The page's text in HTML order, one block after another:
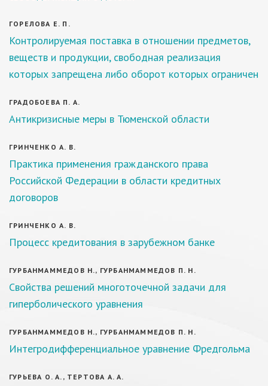
ГОРЕЛОВА Е. П.
Контролируемая поставка в отношении предметов,
веществ и продукции, свободная реализация
которых запрещена либо оборот которых ограничен
ГРАДОБОЕВА П. А.
Антикризисные меры в Тюменской области
ГРИНЧЕНКО А. В.
Практика применения гражданского права
Российской Федерации в области кредитных
договоров
ГРИНЧЕНКО А. В.
Процесс кредитования в зарубежном банке
ГУРБАНМАММЕДОВ Н., ГУРБАНМАММЕДОВ П. Н.
Свойства решений многоточечной задачи для
гиперболического уравнения
ГУРБАНМАММЕДОВ Н., ГУРБАНМАММЕДОВ П. Н.
Интегродифференциальное уравнение Фредгольма
ГУРЬЕВА О. А., ТЕРТОВА А. А.